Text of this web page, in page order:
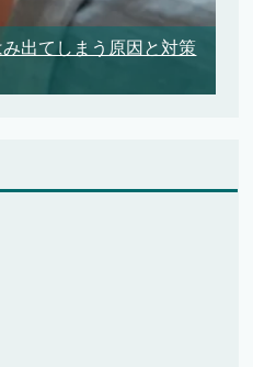
出てしまう原因と対策